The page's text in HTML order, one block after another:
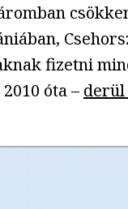
fizetni
óta –